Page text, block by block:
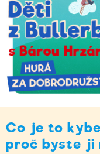
Co je to
proč byste ji